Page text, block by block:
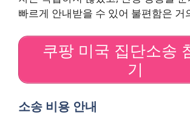
빠르게 안내받을 수 있어 불편함은 거
쿠팡 미국 집단소송
기
소송 비용 안내